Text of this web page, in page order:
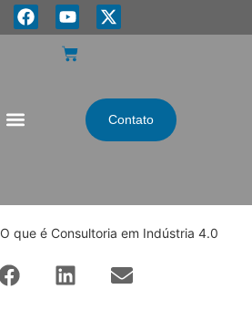
Contato
O que é Consultoria em Indústria 4.0